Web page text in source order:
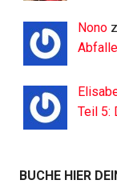
Nono
Teil 5:
BUCHE HIER